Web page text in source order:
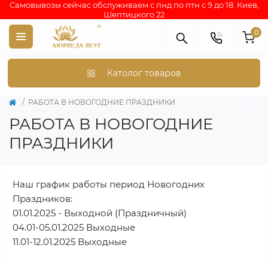
Самовывозы сейчас обслуживаем с пнд по птн с 9 до 18. Киев,
Шептицкого 22
0
Католог товаров
РАБОТА В НОВОГОДНИЕ ПРАЗДНИКИ
РАБОТА В НОВОГОДНИЕ
ПРАЗДНИКИ
Наш график работы период Новогодних
Праздников:
01.01.2025 - Выходной (Праздничный)
04.01-05.01.2025 Выходные
11.01-12.01.2025 Выходные